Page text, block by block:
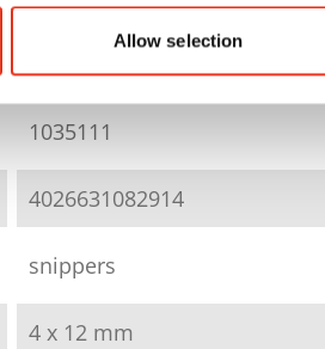
Allow selection
HSM shredstar
X200 - 4 x 12 mm
1035111
4026631082914
snippers
4 x 12 mm